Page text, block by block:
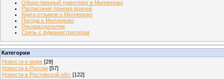
Общественный транспорт в Миллерово
Расписание приема врачей
Книга отзывов о Миллерово
Погода в Миллерово
Рекламодателям
Связь с Администратором
Категории
Новости в мире [29]
Новости в России [57]
Новости в Ростовской обл. [122]